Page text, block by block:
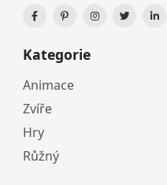
Kategorie
Animace
Zvíře
Hry
Růžný